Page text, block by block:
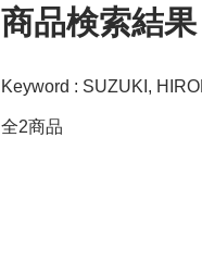
商品検索結果
Keyword : SUZUKI,
全2商品